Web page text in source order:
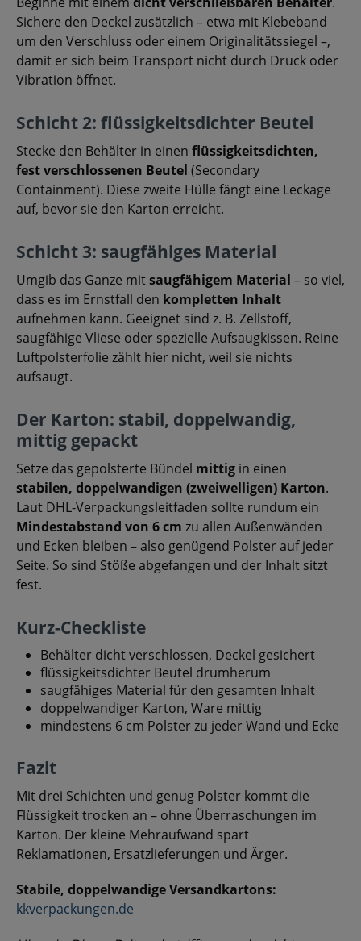
Sichere den Deckel zusätzlich – etwa mit Klebeband
um den Verschluss oder einem Originalitätssiegel –,
damit er sich beim Transport nicht durch Druck oder
Vibration öffnet.
Schicht 2: flüssigkeitsdichter Beutel
Stecke den Behälter in einen flüssigkeitsdichten,
fest verschlossenen Beutel (Secondary
Containment). Diese zweite Hülle fängt eine Leckage
auf, bevor sie den Karton erreicht.
Schicht 3: saugfähiges Material
Umgib das Ganze mitsaugfähigem Material – so viel,
dass es im Ernstfall den kompletten Inhalt
aufnehmen kann. Geeignet sind z. B. Zellstoff,
saugfähige Vliese oder spezielle Aufsaugkissen. Reine
Luftpolsterfolie zählt hier nicht, weil sie nichts
aufsaugt.
Der Karton: stabil, doppelwandig,
mittig gepackt
Setze das gepolsterte Bündel mittig in einen
stabilen, doppelwandigen (zweiwelligen) Karton.
Laut DHL-Verpackungsleitfaden sollte rundum ein
Mindestabstand von 6 cm zu allen Außenwänden
und Ecken bleiben – also genügend Polster auf jeder
Seite. So sind Stöße abgefangen und der Inhalt sitzt
fest.
Kurz-Checkliste
Behälter dicht verschlossen, Deckel gesichert
flüssigkeitsdichter Beutel drumherum
saugfähiges Material für den gesamten Inhalt
doppelwandiger Karton, Ware mittig
mindestens 6 cm Polster zu jeder Wand und Ecke
Fazit
Mit drei Schichten und genug Polster kommt die
Flüssigkeit trocken an – ohne Überraschungen im
Karton. Der kleine Mehraufwand spart
Reklamationen, Ersatzlieferungen und Ärger.
Stabile, doppelwandige Versandkartons:
kkverpackungen.de